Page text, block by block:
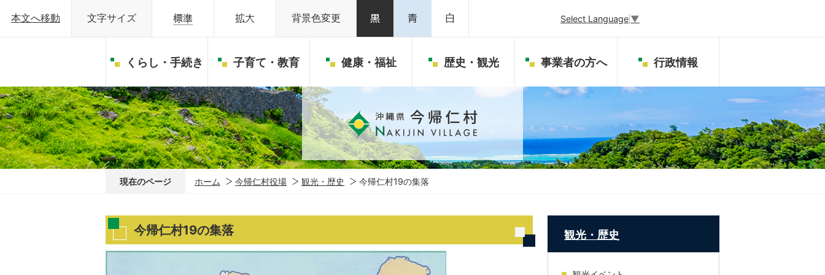
本文へ移動 文字サイズ 背景色変更 Select Language ▼
くらし・手続き 子育て・教育 健康・福祉 歴史・観光 事業者の方へ 行政情報
現在のページ ホーム 今帰仁村役場 観光・歴史 今帰仁村19の集落
今帰仁村19の集落 観光・歴史